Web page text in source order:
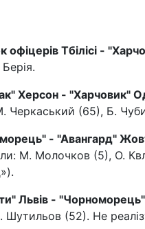
офіцерів Тбілісі -
Херсон - "Харчовик"
Черкаський (65), Б.
- "Авангард"
М. Молочков (5), О.
Львів -
(52). Не